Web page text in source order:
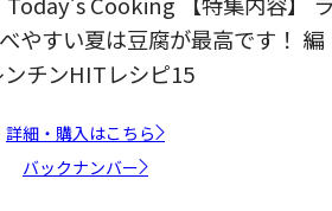
やすい夏は豆腐が最高です！ 編
チンHITレシピ15
詳細・購入はこちら
バックナンバー